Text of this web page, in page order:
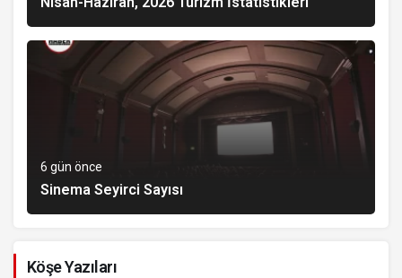
6 gün önce
Sinema Seyirci Sayısı
Köşe Yazıları